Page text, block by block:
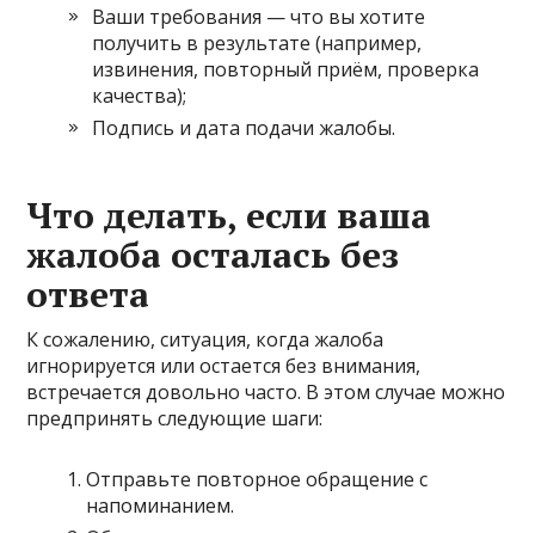
Ваши требования — что вы хотите
получить в результате (например,
извинения, повторный приём, проверка
качества);
Подпись и дата подачи жалобы.
Что делать, если ваша
жалоба осталась без
ответа
К сожалению, ситуация, когда жалоба
игнорируется или остается без внимания,
встречается довольно часто. В этом случае можно
предпринять следующие шаги:
Отправьте повторное обращение с
напоминанием.